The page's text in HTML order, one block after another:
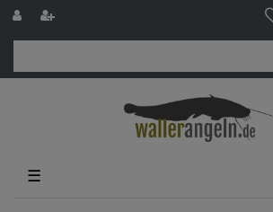
☰